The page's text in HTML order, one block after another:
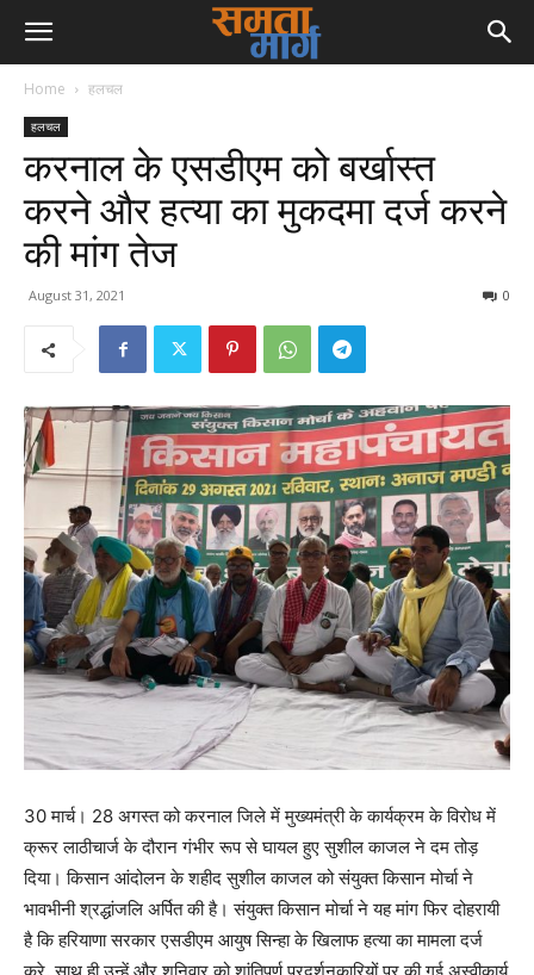
Home हलचल
हलचल
करनाल के एसडीएम को बर्खास्त
करने और हत्या का मुकदमा दर्ज करने
की मांग तेज
August 31, 2021 0
30 मार्च। 28 अगस्त को करनाल जिले में मुख्यमंत्री के कार्यक्रम के विरोध में
क्रूर लाठीचार्ज के दौरान गंभीर रूप से घायल हुए सुशील काजल ने दम तोड़
दिया। किसान आंदोलन के शहीद सुशील काजल को संयुक्त किसान मोर्चा ने
भावभीनी श्रद्धांजलि अर्पित की है। संयुक्त किसान मोर्चा ने यह मांग फिर दोहरायी
है कि हरियाणा सरकार एसडीएम आयुष सिन्हा के खिलाफ हत्या का मामला दर्ज